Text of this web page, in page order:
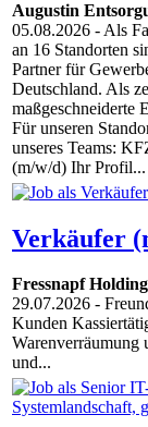
Augustin
05.08.2026 - Als
an 16 Standorten
Partner für
Deutschland. Als
maßgeschneiderte
Für unseren
unseres Teams:
(m/w/d) Ihr Profil...
Verkäufer
Fressnapf
29.07.2026 -
Kunden
und...